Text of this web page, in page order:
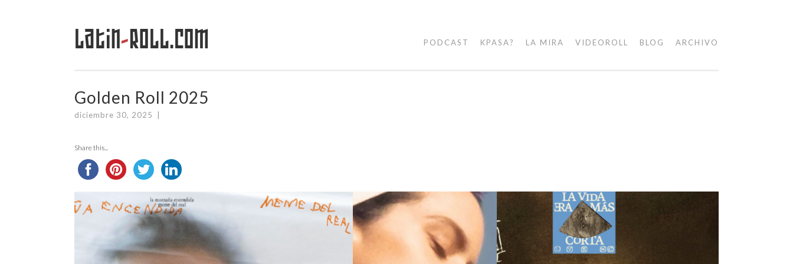
Saltar
Latin-Roll.com PODCAST KPASA? LA MIRA VIDEOROLL BLOG ARCHIVO
Golden Roll 2025
diciembre 30, 2025
Share this...